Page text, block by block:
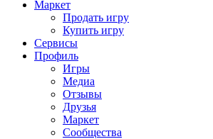
Маркет
Продать игру
Купить игру
Сервисы
Профиль
Игры
Медиа
Отзывы
Друзья
Маркет
Сообщества